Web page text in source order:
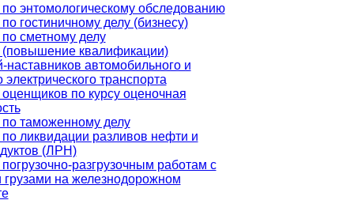
энтомологическому обследованию
гостиничному делу (бизнесу)
сметному делу
квалификации)
наставников автомобильного и
электрического транспорта
по курсу оценочная
таможенному делу
ликвидации разливов нефти и
(ЛРН)
разгрузочным работам с
на железнодорожном